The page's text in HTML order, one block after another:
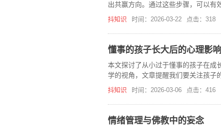
出共赢方向。通过这些步骤，可以有
抖知识 时间：2026-03-22 点击：318
懂事的孩子长大后的心理影
本文探讨了从小过于懂事的孩子在成
学的视角，文章提醒我们要关注孩子
抖知识 时间：2026-03-06 点击：416
情绪管理与佛教中的妄念